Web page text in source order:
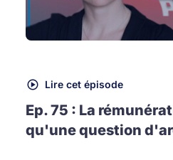
Lire cet épisode
Ep. 75 : La
qu'une question